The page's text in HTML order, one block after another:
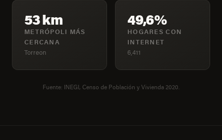
53 km
METRÓPOLI MÁS
CERCANA
Torreon
49,6%
HOGARES CON
INTERNET
6,411
Fuente: INEGI, Censo de Población y Vivienda 2020.